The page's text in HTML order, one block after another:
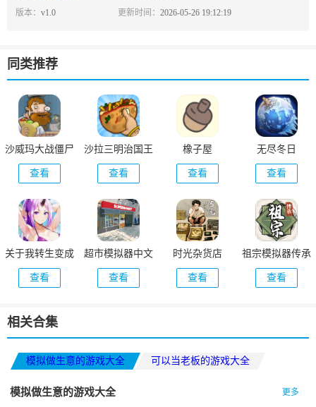
版本： v1.0 更新时间：2026-05-26 19:12:19
同类推荐
沙威玛大战僵尸
查看
沙拉三明治国王
正版
查看
橡子屋
查看
无尽冬日
查看
关于我转生变成
史莱姆这档事新
世界
查看
超市模拟器中文
版
查看
时光杂货店
查看
祖宗模拟器传承
查看
相关合集
模拟做生意的游戏大全
可以当老板的游戏大全
模拟做生意的游戏大全 更多